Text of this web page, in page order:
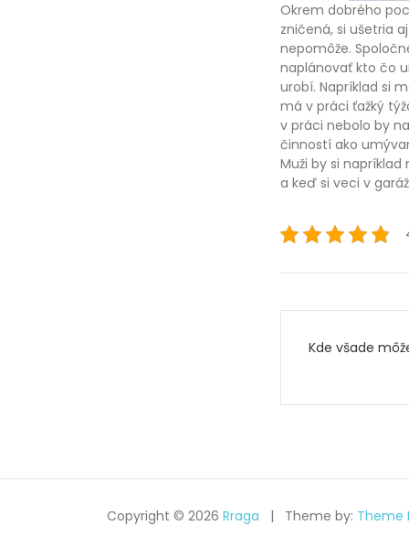
Okrem dobrého
zničená, si ušetria
nepomôže.
naplánovať kto čo
urobí. Napríklad si
má v práci ťažký
v práci nebolo by
činností ako
Muži by si
a keď si veci v
pro
Kde všade
Copyright © 2026 Rraga Theme by: Theme